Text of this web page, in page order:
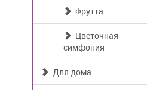
Фрутта
Цветочная
симфония
Для дома